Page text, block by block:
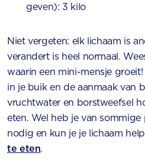
geven): 3 kilo
Niet vergeten: elk lichaam is
verandert is heel normaal.
waarin een mini-mensje
in je buik en de aanmaak van
vruchtwater en borstweefsel
eten. Wel heb je van
nodig en kun je je lichaam
te eten.